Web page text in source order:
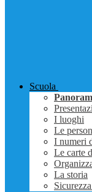
Scuola
I luoghi
Le
I numeri
Le carte
La storia